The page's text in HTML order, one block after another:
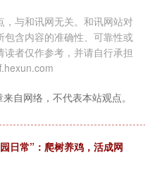
，与和讯网无关。和讯网站对
含内容的准确性、可靠性或
者仅作参考，并请自行承担
自网络，不代表本站观点。
日常”：爬树养鸡，活成网